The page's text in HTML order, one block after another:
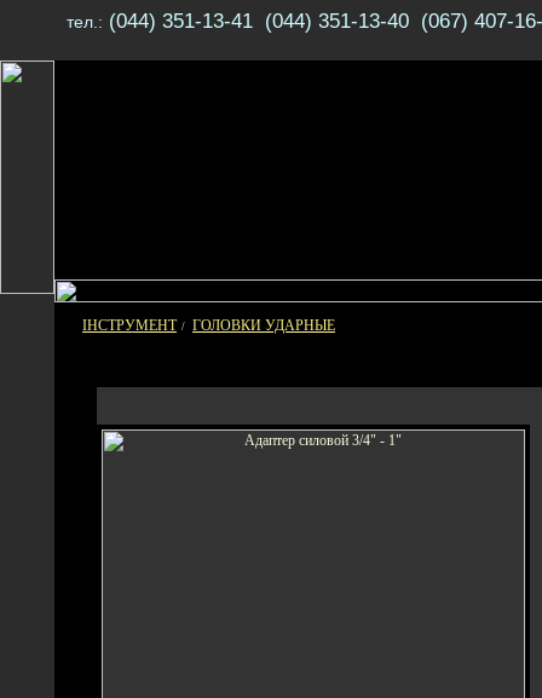
тел.: (044) 351-13-41 (044) 351-13-40 (067) 407-
ІНСТРУМЕНТ / ГОЛОВКИ УДАРНЫЕ